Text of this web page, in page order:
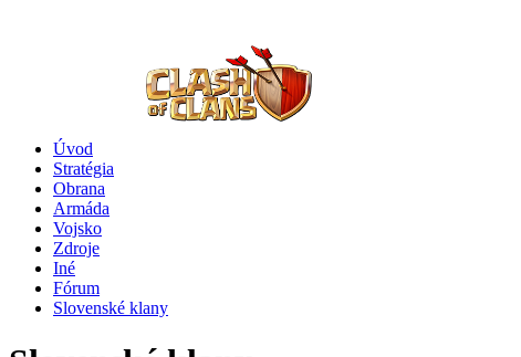
Úvod
Stratégia
Obrana
Armáda
Vojsko
Zdroje
Iné
Fórum
Slovenské klany